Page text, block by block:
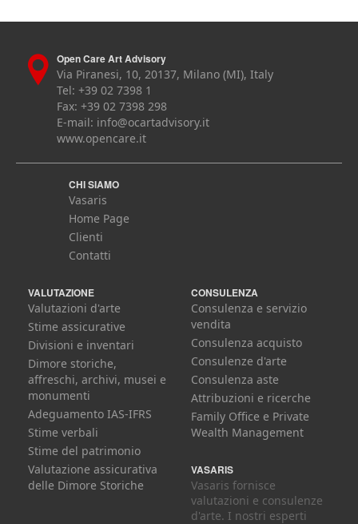
Open Care Art Advisory
Via Piranesi, 10, 20137, Milano (MI), Italy
Tel: +39 02 7398 1
Fax: +39 02 7398 298
E-mail: info@ocartadvisory.it
www.opencare.it
CHI SIAMO
Vasaris
Home Page
Clienti
Contatti
VALUTAZIONE
Valutazioni d'arte
Stime assicurative
Divisioni e inventari
Dimore storiche,
affreschi, archivi, musei e
monumenti
Adeguamento IAS-IFRS
Stime verbali
Stime del patrimonio
Valutazione assicurativa
delle Dimore Storiche
CONSULENZA
Consulenza e servizio
vendita
Consulenza acquisto
Consulenze d'arte
Consulenza aste
Attribuzioni e ricerche
Family Office e Private
Wealth Management
VASARIS
Vasaris fornisce
valutazioni e consulenze
d'arte. I nostri esperti